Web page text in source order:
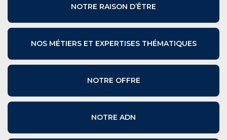
NOTRE RAISON D’ÊTRE
NOS MÉTIERS ET EXPERTISES THÉMATIQUES
NOTRE OFFRE
NOTRE ADN